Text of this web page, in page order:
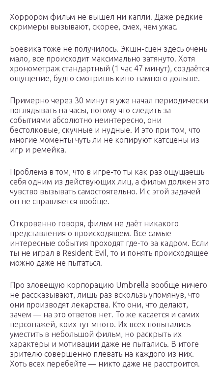
Хоррором фильм не вышел ни капли. Даже редкие
скримеры вызывают, скорее, смех, чем ужас.
Боевика тоже не получилось. Экшн-сцен здесь очень
мало, все происходит максимально затянуто. Хотя
хронометраж стандартный (1 час 47 минут), создаётся
ощущение, будто смотришь кино намного дольше.
Примерно через 30 минут я уже начал периодически
поглядывать на часы, потому что следить за
событиями абсолютно неинтересно, они
бестолковые, скучные и нудные. И это при том, что
многие моменты чуть ли не копируют катсцены из
игр и ремейка.
Проблема в том, что в игре-то ты как раз ощущаешь
себя одним из действующих лиц, а фильм должен это
чувство вызывать самостоятельно. И с этой задачей
он не справляется вообще.
Откровенно говоря, фильм не даёт никакого
представления о происходящем. Все самые
интересные события проходят где-то за кадром. Если
ты не играл в Resident Evil, то и понять происходящее
можно даже не пытаться.
Про зловещую корпорацию Umbrella вообще ничего
не рассказывают, лишь раз вскользь упомянув, что
они производят лекарства. Кто они, что делают,
зачем — на это ответов нет. То же касается и самих
персонажей, коих тут много. Их всех попытались
уместить в небольшой фильм, но раскрыть их
характеры и мотивации даже не пытались. В итоге
зрителю совершенно плевать на каждого из них.
Хоть всех перебейте — никто даже не расстроится.